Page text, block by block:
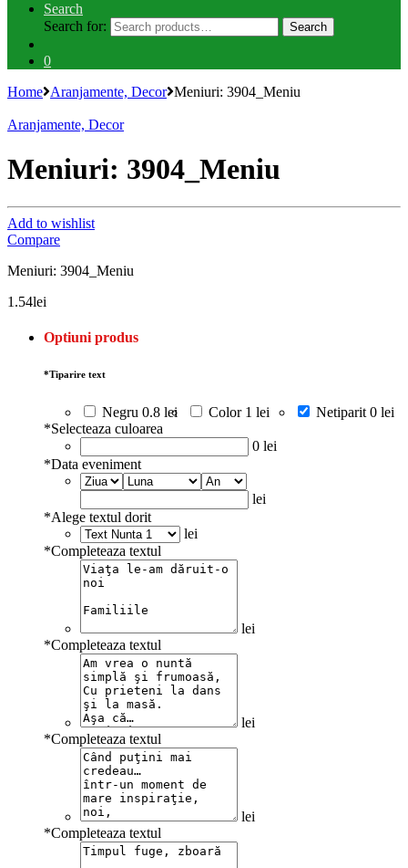
Search
Search for:
Search
0
Home Aranjamente, Decor Meniuri: 3904_Meniu
Aranjamente, Decor
Meniuri: 3904_Meniu
Add to wishlist
Compare
Meniuri: 3904_Meniu
1.54lei
Optiuni produs
*Tiparire text
Negru 0.8 lei Color 1 lei Netiparit 0 lei
*Selecteaza culoarea
0 lei
*Data eveniment
lei
*Alege textul dorit
lei
*Completeaza textul
lei
*Completeaza textul
lei
*Completeaza textul
lei
*Completeaza textul